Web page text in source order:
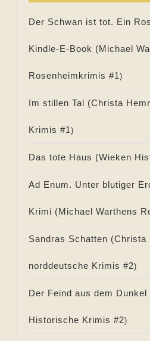
Der Schwan ist tot. Ein
Kindle-E-Book (Michael
Rosenheimkrimis #1)
Im stillen Tal (Christa
Krimis #1)
Das tote Haus (Wieken
Ad Enum. Unter blutiger
Krimi (Michael Warthens
Sandras Schatten (Christa
norddeutsche Krimis #2)
Der Feind aus dem Dunkel
Historische Krimis #2)